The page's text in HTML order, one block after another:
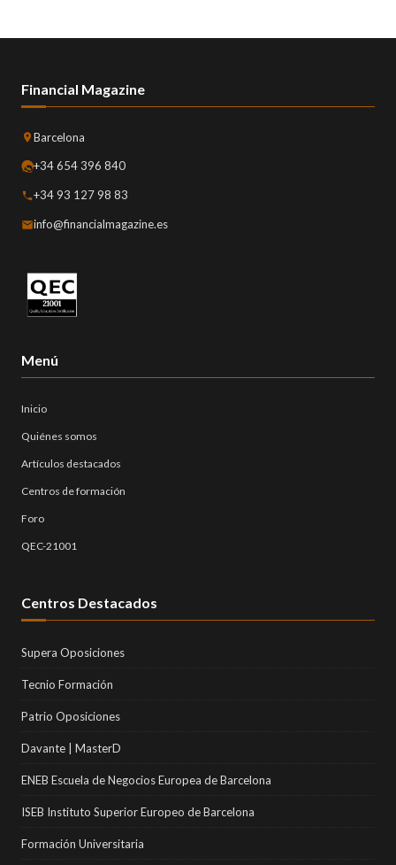
Financial Magazine
Barcelona
+34 654 396 840
+34 93 127 98 83
info@financialmagazine.es
Menú
Inicio
Quiénes somos
Artículos destacados
Centros de formación
Foro
QEC-21001
Centros Destacados
Supera Oposiciones
Tecnio Formación
Patrio Oposiciones
Davante | MasterD
ENEB Escuela de Negocios Europea de Barcelona
ISEB Instituto Superior Europeo de Barcelona
Formación Universitaria